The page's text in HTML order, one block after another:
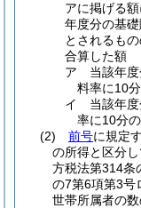
アに掲げる
年度分の基
とされるも
合算した額
ア 当該年度
料率に10
イ 当該年度
率に10分
(2)
前号に規定
の所得と区分
方税法第314条
の7第6項第3号
世帯所属者の